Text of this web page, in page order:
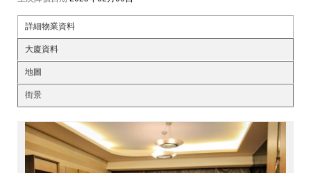
詳細物業資料
大廈資料
地圖
街景